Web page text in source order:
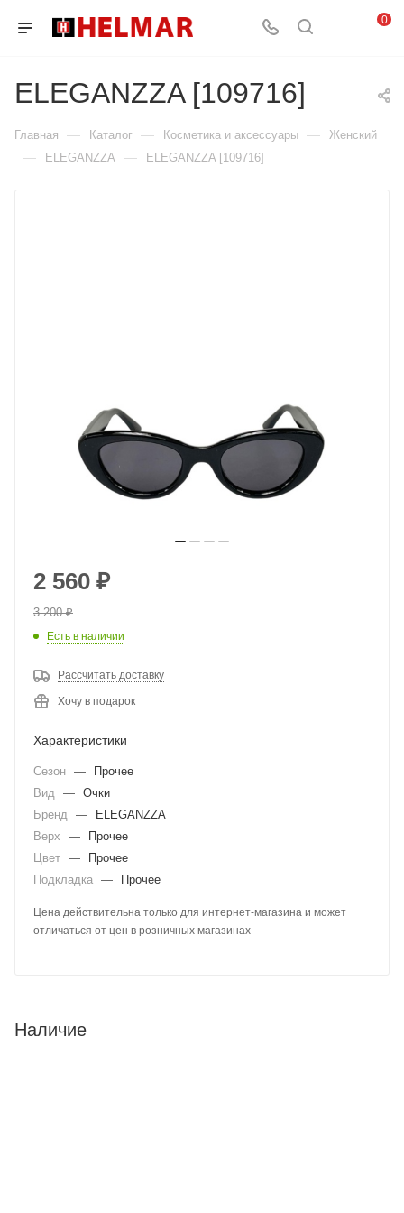
0
ELEGANZZA [109716]
Главная — Каталог — Косметика и аксессуары — Женский
— ELEGANZZA — ELEGANZZA [109716]
2 560 ₽
3 200₽
Есть в наличии
Рассчитать доставку
Хочу в подарок
Характеристики
Сезон —
Прочее
Вид
— Очки
Бренд
—
ELEGANZZA
Верх
—
Прочее
Цвет —
Прочее
Подкладка — Прочее
Цена действительна только для интернет-магазина и может
отличаться от цен в розничных магазинах
Наличие